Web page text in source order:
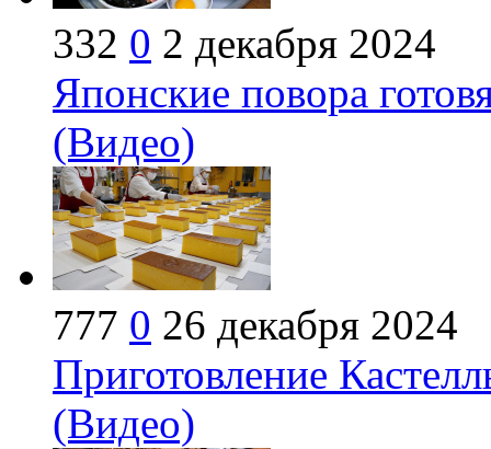
332 0 2 декабря 2024
Японские повора
(Видео)
777 0 26 декабря 2024
Приготовление
(Видео)